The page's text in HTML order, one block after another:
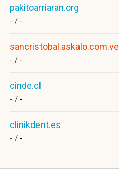
pakitoarriaran.org
- / -
sancristobal.askalo.com.ve
- / -
cinde.cl
- / -
clinikdent.es
- / -